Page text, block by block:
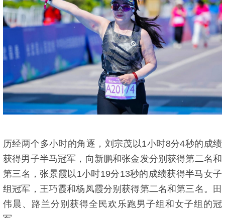
历经两个多小时的角逐，刘宗茂以1小时8分4秒的成绩
获得男子半马冠军，向新鹏和张金发分别获得第二名和
第三名，张景霞以1小时19分13秒的成绩获得半马女子
组冠军，王巧霞和杨凤霞分别获得第二名和第三名。田
伟晨、路兰分别获得全民欢乐跑男子组和女子组的冠